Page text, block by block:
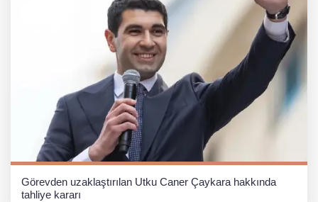
Görevden uzaklaştırılan Utku Caner Çaykara hakkında
tahliye kararı